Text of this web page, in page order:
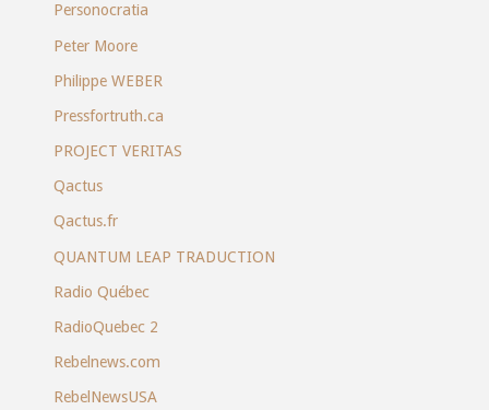
Personocratia
Peter Moore
Philippe WEBER
Pressfortruth.ca
PROJECT VERITAS
Qactus
Qactus.fr
QUANTUM LEAP TRADUCTION
Radio Québec
RadioQuebec 2
Rebelnews.com
RebelNewsUSA